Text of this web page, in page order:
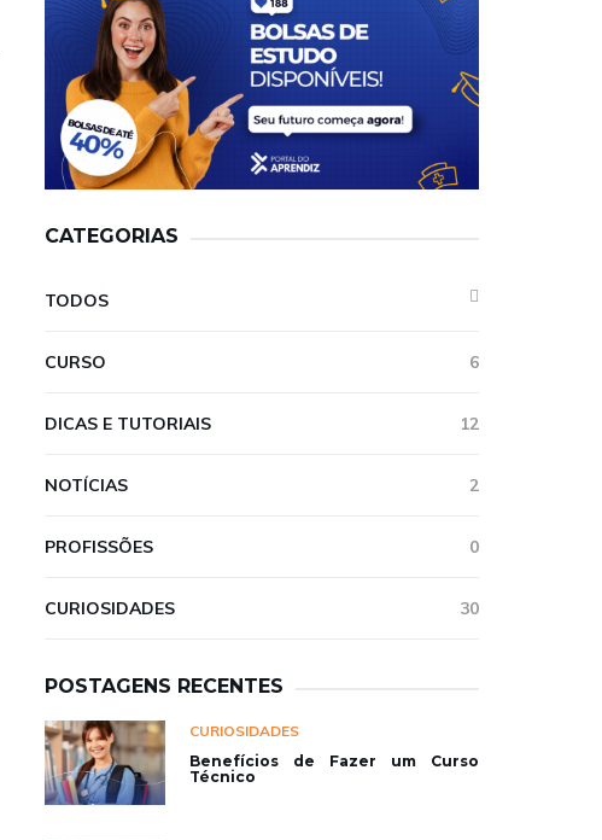
CATEGORIAS
TODOS
CURSO 6
DICAS E TUTORIAIS 12
NOTÍCIAS 2
PROFISSÕES 0
CURIOSIDADES 30
POSTAGENS RECENTES
CURIOSIDADES
Benefícios de Fazer um Curso
Técnico